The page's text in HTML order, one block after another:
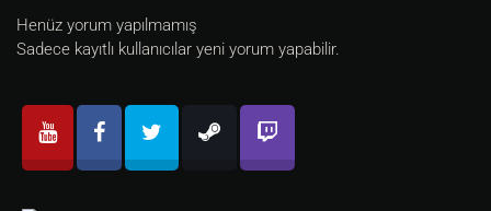
Henüz yorum yapılmamış
Sadece kayıtlı kullanıcılar yeni yorum yapabilir.